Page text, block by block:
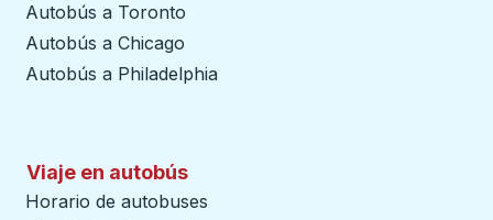
Autobús a Toronto
Autobús a Chicago
Autobús a Philadelphia
Viaje en autobús
Horario de autobuses